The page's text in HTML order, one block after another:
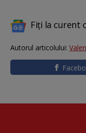
Fiți la curent
Autorul articolului: